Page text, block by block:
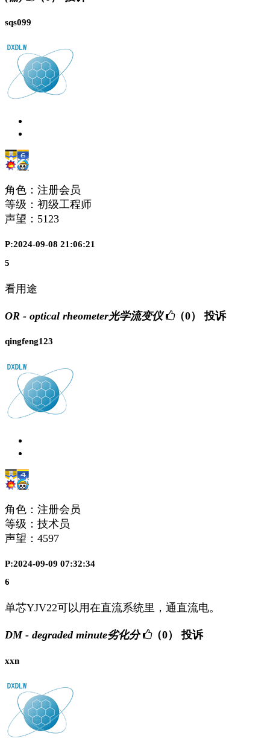
sqs099
角色：注册会员
等级：初级工程师
声望： 5123
P:2024-09-08 21:06:21
5
看用途
OR - optical rheometer光学流变仪 （0） 投诉
qingfeng123
角色：注册会员
等级：技术员
声望： 4597
P:2024-09-09 07:32:34
6
单芯YJV22可以用在直流系统里，通直流电。
DM - degraded minute劣化分 （0） 投诉
xxn